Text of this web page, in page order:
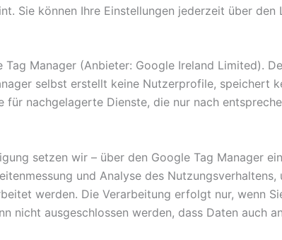
Sie können Ihre Einstellungen jederzeit über
Tag Manager (Anbieter: Google Ireland Limited).
selbst erstellt keine Nutzerprofile, speichert
für nachgelagerte Dienste, die nur nach
setzen wir – über den Google Tag Manager
und Analyse des
werden. Die Verarbeitung erfolgt nur, wenn
nicht ausgeschlossen werden, dass Daten auch